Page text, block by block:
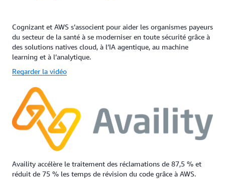
Cognizant et AWS s’associent pour aider les organismes payeurs
du secteur de la santé à se moderniser en toute sécurité grâce à
des solutions natives cloud, à l’IA agentique, au machine
learning et à l’analytique.
Regarder la vidéo
Availity accélère le traitement des réclamations de 87,5 % et
réduit de 75 % les temps de révision du code grâce à AWS.